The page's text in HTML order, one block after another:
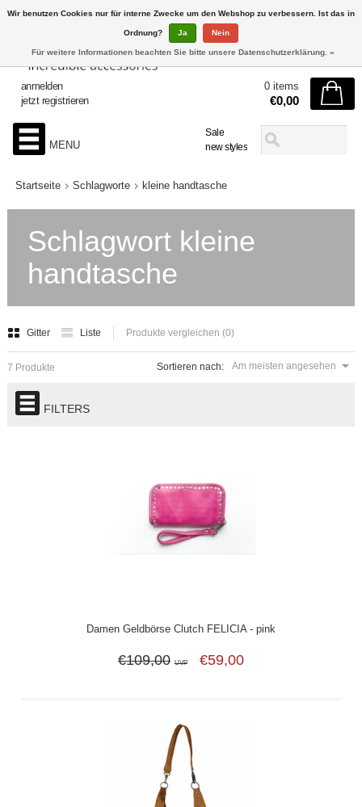
Sale
new styles
anmelden
jetzt registrieren
0 items
€0,00
MENU
Startseite Schlagworte kleine handtasche
Schlagwort kleine
handtasche
Gitter Liste Produkte vergleichen (0)
Sortieren nach: Am meisten angesehen
7 Produkte
FILTERS
Damen Geldbörse Clutch FELICIA - pink
€109,00 UVP €59,00
Wir benutzen Cookies nur für interne Zwecke um den Webshop zu verbessern. Ist das in
Ordnung? Ja Nein
Für weitere Informationen beachten Sie bitte unsere Datenschutzerklärung. »